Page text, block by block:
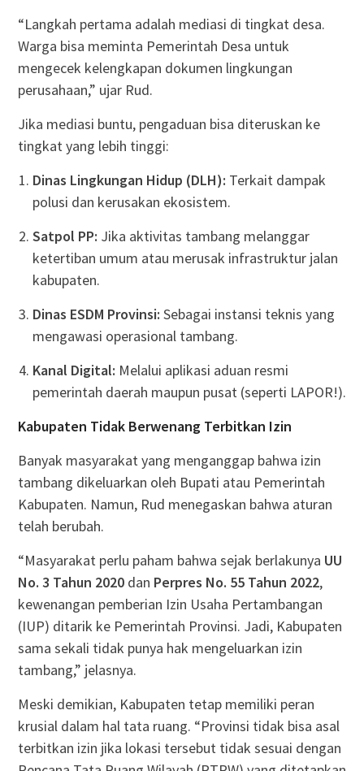
“Langkah pertama adalah mediasi di tingkat desa.
Warga bisa meminta Pemerintah Desa untuk
mengecek kelengkapan dokumen lingkungan
perusahaan,” ujar Rud.
Jika mediasi buntu, pengaduan bisa diteruskan ke
tingkat yang lebih tinggi:
Dinas Lingkungan Hidup (DLH): Terkait dampak
polusi dan kerusakan ekosistem.
Satpol PP: Jika aktivitas tambang melanggar
ketertiban umum atau merusak infrastruktur jalan
kabupaten.
Dinas ESDM Provinsi: Sebagai instansi teknis yang
mengawasi operasional tambang.
Kanal Digital: Melalui aplikasi aduan resmi
pemerintah daerah maupun pusat (seperti LAPOR!).
Kabupaten Tidak Berwenang Terbitkan Izin
Banyak masyarakat yang menganggap bahwa izin
tambang dikeluarkan oleh Bupati atau Pemerintah
Kabupaten. Namun, Rud menegaskan bahwa aturan
telah berubah.
“Masyarakat perlu paham bahwa sejak berlakunya UU
No. 3 Tahun 2020dan Perpres No. 55 Tahun 2022,
kewenangan pemberian Izin Usaha Pertambangan
(IUP) ditarik ke Pemerintah Provinsi. Jadi, Kabupaten
sama sekali tidak punya hak mengeluarkan izin
tambang,” jelasnya.
Meski demikian, Kabupaten tetap memiliki peran
krusial dalam hal tata ruang. “Provinsi tidak bisa asal
terbitkan izin jika lokasi tersebut tidak sesuai dengan